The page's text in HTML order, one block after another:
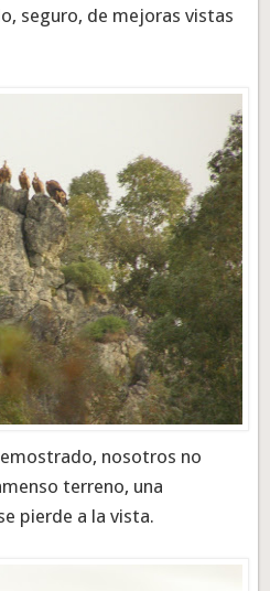
seguro, de mejoras vistas
nosotros no
terreno, una
pierde a la vista.